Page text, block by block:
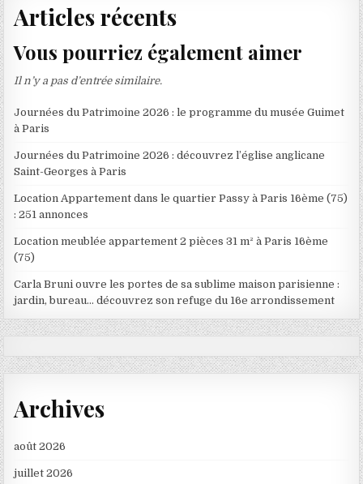
Articles récents
Vous pourriez également aimer
Il n’y a pas d’entrée similaire.
Journées du Patrimoine 2026 : le programme du musée Guimet
à Paris
Journées du Patrimoine 2026 : découvrez l’église anglicane
Saint-Georges à Paris
Location Appartement dans le quartier Passy à Paris 16ème (75)
: 251 annonces
Location meublée appartement 2 pièces 31 m² à Paris 16ème
(75)
Carla Bruni ouvre les portes de sa sublime maison parisienne :
jardin, bureau… découvrez son refuge du 16e arrondissement
Archives
août 2026
juillet 2026